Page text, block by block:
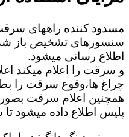
مسدود کننده راههای
سنسورهای تشخیص باز
اطلاع رسانی میشود.
و سرقت را اعلام میکند
چراغ ها،وقوع سرقت را
همچنین اعلام سرقت
پلیس اطلاع داده میشود